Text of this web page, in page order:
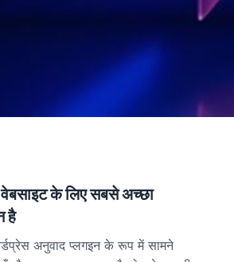
के लिए सबसे अच्छा
है
अनुवाद प्लगइन के रूप में सामने